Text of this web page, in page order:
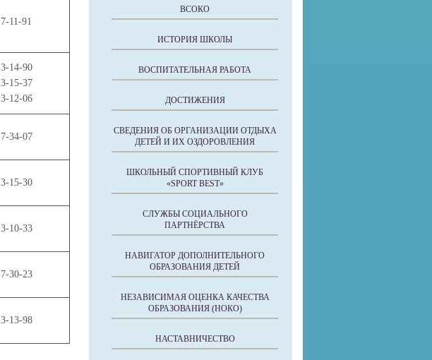
7-11-91
3-14-90
3-15-37
3-12-06
7-34-07
3-15-30
3-10-33
7-30-23
3-13-98
ВСОКО
ИСТОРИЯ ШКОЛЫ
ВОСПИТАТЕЛЬНАЯ РАБОТА
ДОСТИЖЕНИЯ
СВЕДЕНИЯ ОБ ОРГАНИЗАЦИИ ОТДЫХА
ДЕТЕЙ И ИХ ОЗДОРОВЛЕНИЯ
ШКОЛЬНЫЙ СПОРТИВНЫЙ КЛУБ
«SPORT BEST»
СЛУЖБЫ СОЦИАЛЬНОГО
ПАРТНЁРСТВА
НАВИГАТОР ДОПОЛНИТЕЛЬНОГО
ОБРАЗОВАНИЯ ДЕТЕЙ
НЕЗАВИСИМАЯ ОЦЕНКА КАЧЕСТВА
ОБРАЗОВАНИЯ (НОКО)
НАСТАВНИЧЕСТВО